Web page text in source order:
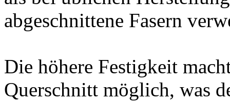
abgeschnittene Fasern
Die höhere Festigkeit
Querschnitt möglich, was